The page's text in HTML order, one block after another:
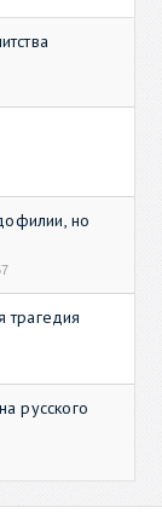
но
трагедия
русского